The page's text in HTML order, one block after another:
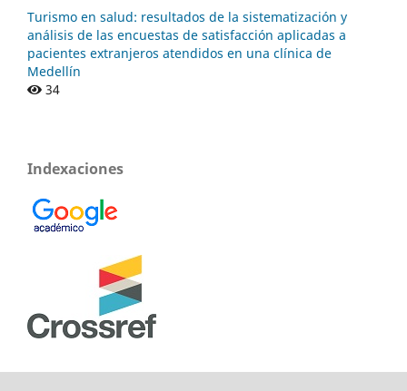
Turismo en salud: resultados de la sistematización y
análisis de las encuestas de satisfacción aplicadas a
pacientes extranjeros atendidos en una clínica de
Medellín
34
Indexaciones